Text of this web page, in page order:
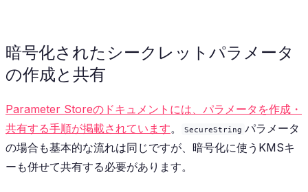
暗号化されたシークレットパラメータ
の作成と共有
Parameter Storeのドキュメントには、パラメータを作成・
共有する手順が掲載されています。 SecureString パラメータ
の場合も基本的な流れは同じですが、暗号化に使うKMSキ
ーも併せて共有する必要があります。